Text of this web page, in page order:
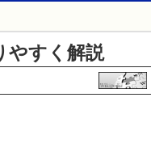
やすく解説